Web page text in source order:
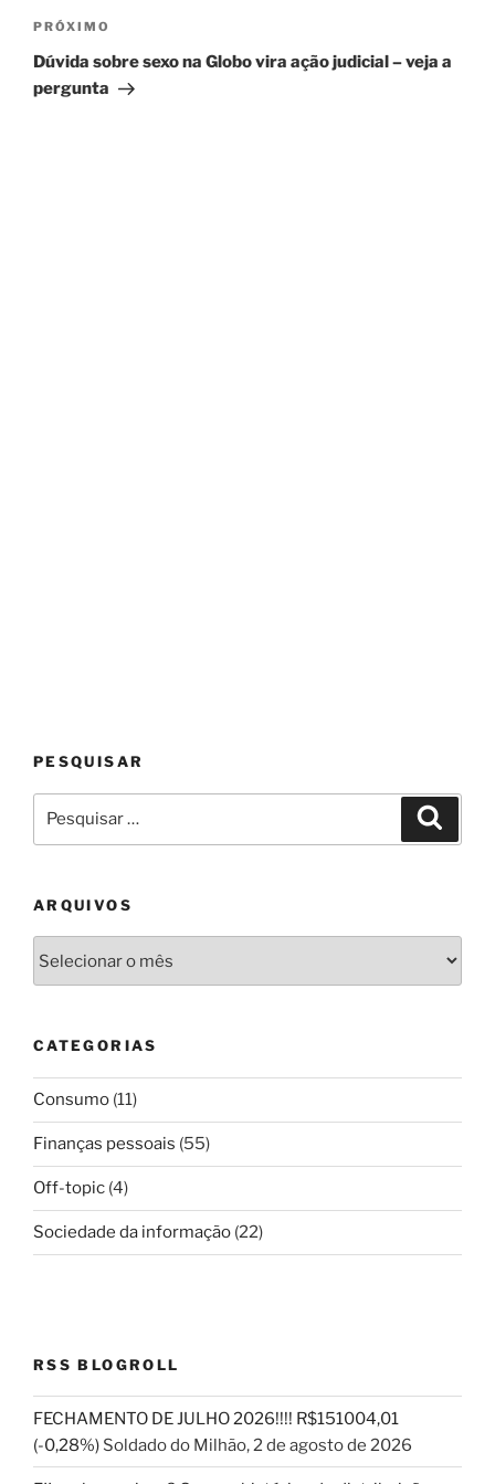
Próximo
post
PRÓXIMO
Dúvida sobre sexo na Globo vira ação judicial – veja a
pergunta
PESQUISAR
por:
ARQUIVOS
CATEGORIAS
Consumo (11)
Finanças pessoais (55)
Off-topic (4)
Sociedade da informação (22)
RSS BLOGROLL
FECHAMENTO DE JULHO 2026!!!! R$151004,01
(-0,28%) Soldado do Milhão,2 de agosto de 2026